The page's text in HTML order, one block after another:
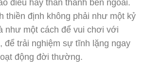
điều hay thần thánh bên ngoài.
thiền định không phải như một kỷ
như một cách để vui chơi với
để trải nghiệm sự tĩnh lặng ngay
động đời thường.